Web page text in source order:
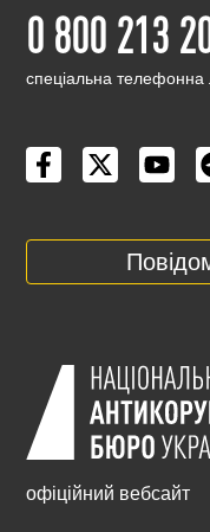
0 800 213
cпеціальна телефонна
офіційний вебсайт